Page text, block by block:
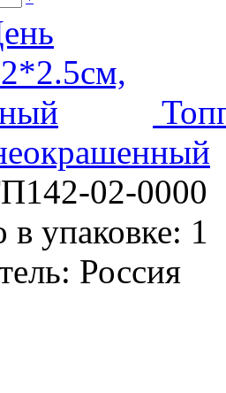
02-0000
в упаковке: 1
Россия